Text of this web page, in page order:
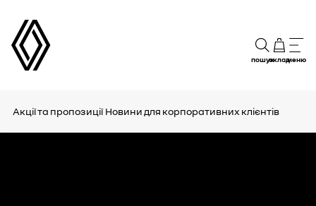
пошукскладменю
Акції та пропозиції Новини для корпоративних клієнтів